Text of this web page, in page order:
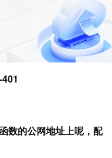
数的公网地址上呢，配